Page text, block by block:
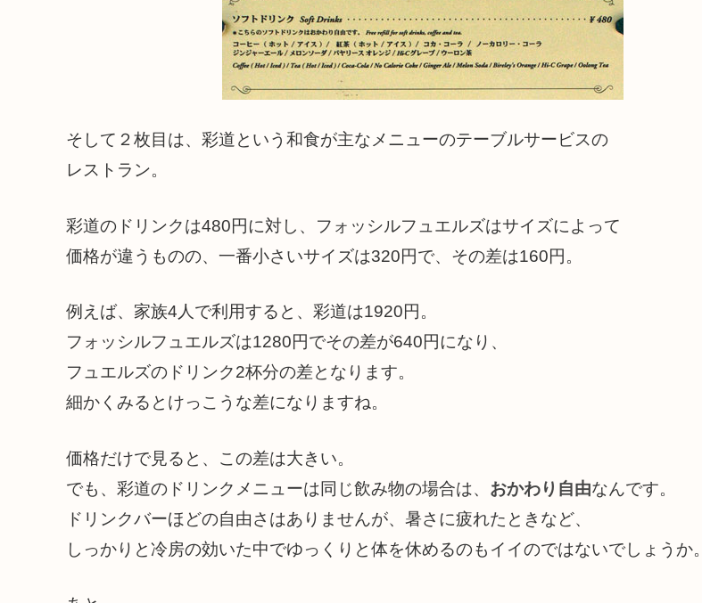
そして２枚目は、彩道という和食が主なメニューのテーブルサービスの
レストラン。
彩道のドリンクは480円に対し、フォッシルフュエルズはサイズによって
価格が違うものの、一番小さいサイズは320円で、その差は160円。
例えば、家族4人で利用すると、彩道は1920円。
フォッシルフュエルズは1280円でその差が640円になり、
フュエルズのドリンク2杯分の差となります。
細かくみるとけっこうな差になりますね。
価格だけで見ると、この差は大きい。
でも、彩道のドリンクメニューは同じ飲み物の場合は、 おかわり自由なんです。
ドリンクバーほどの自由さはありませんが、暑さに疲れたときなど、
しっかりと冷房の効いた中でゆっくりと体を休めるのもイイのではないでしょうか。